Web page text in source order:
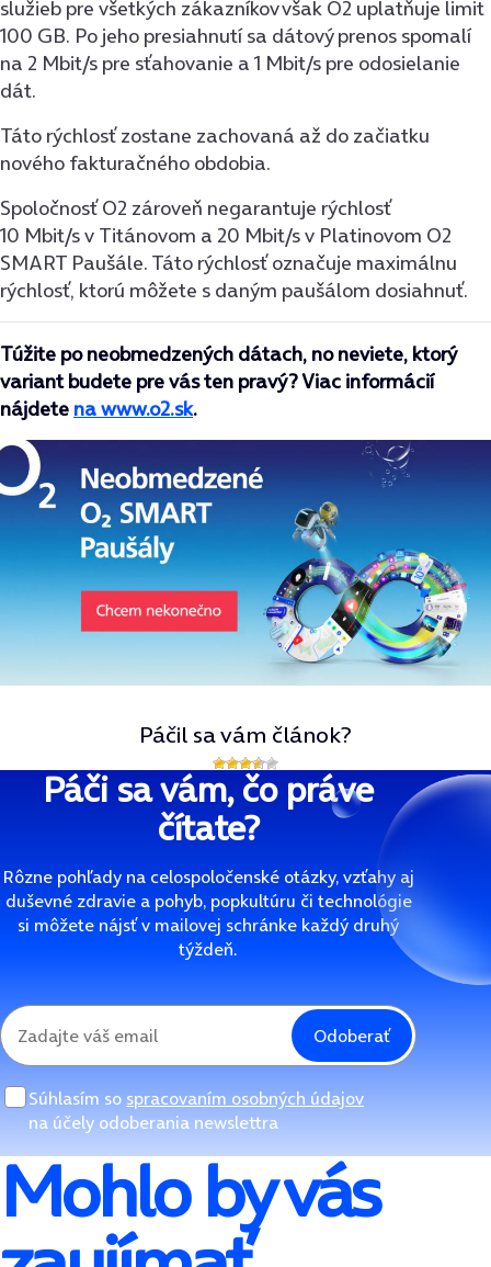
služieb pre všetkých zákazníkov však O2 uplatňuje limit
100 GB. Po jeho presiahnutí sa dátový prenos spomalí
na 2 Mbit/s pre sťahovanie a 1 Mbit/s pre odosielanie
dát.
Táto rýchlosť zostane zachovaná až do začiatku
nového fakturačného obdobia.
Spoločnosť O2 zároveň negarantuje rýchlosť
10 Mbit/s v Titánovom a 20 Mbit/s v Platinovom O2
SMART Paušále. Táto rýchlosť označuje maximálnu
rýchlosť, ktorú môžete s daným paušálom dosiahnuť.
Túžite po neobmedzených dátach, no neviete, ktorý
variant budete pre vás ten pravý? Viac informácií
nájdete na www.o2.sk.
Páčil sa vám článok?
Páči sa vám, čo práve
čítate?
Rôzne pohľady na celospoločenské otázky, vzťahy aj
duševné zdravie a pohyb, popkultúru či technológie
si môžete nájsť v mailovej schránke každý druhý
týždeň.
Odoberať
Súhlasím so spracovaním osobných údajov
na účely odoberania newslettra
Mohlo by vás